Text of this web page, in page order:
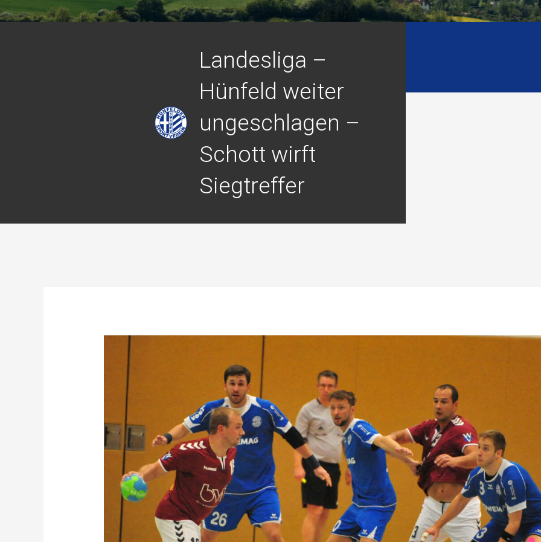
Landesliga –
Hünfeld weiter
ungeschlagen –
Schott wirft
Siegtreffer